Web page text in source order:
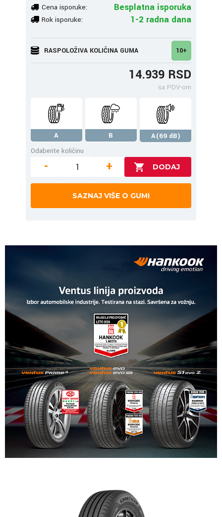
Cena isporuke: Besplatna isporuka
Rok isporuke: 1-2 radna dana
RASPOLOŽIVA KOLIČINA GUMA 10+
14.939 RSD
sa PDV-om
A B
A(69 dB)
Odaberite količinu
- +
SAZNAJ VIŠE O GUMI